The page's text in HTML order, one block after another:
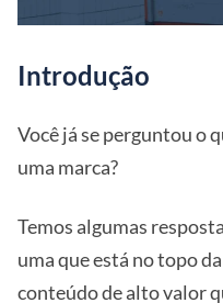
Introdução
Você já se perguntou o
uma marca?
Temos algumas
uma que está no topo
conteúdo de alto valor